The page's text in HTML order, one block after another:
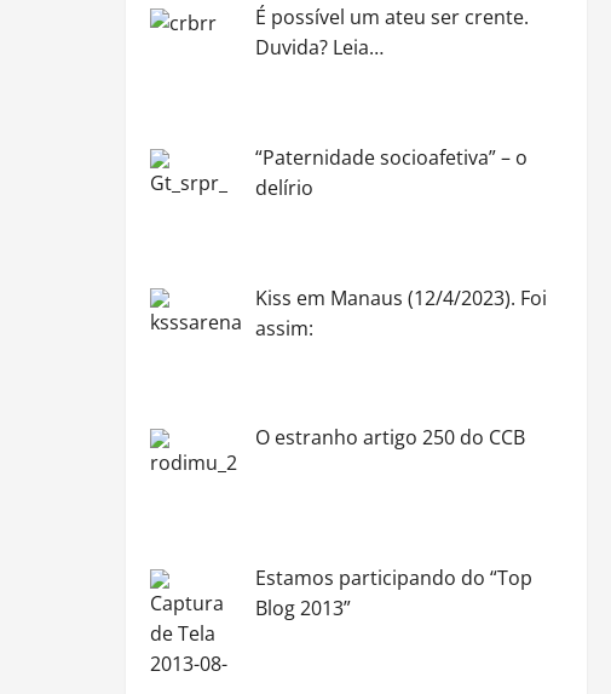
É possível um ateu ser crente.
Duvida? Leia…
“Paternidade socioafetiva” – o
delírio
Kiss em Manaus (12/4/2023). Foi
assim:
O estranho artigo 250 do CCB
Estamos participando do “Top
Blog 2013”